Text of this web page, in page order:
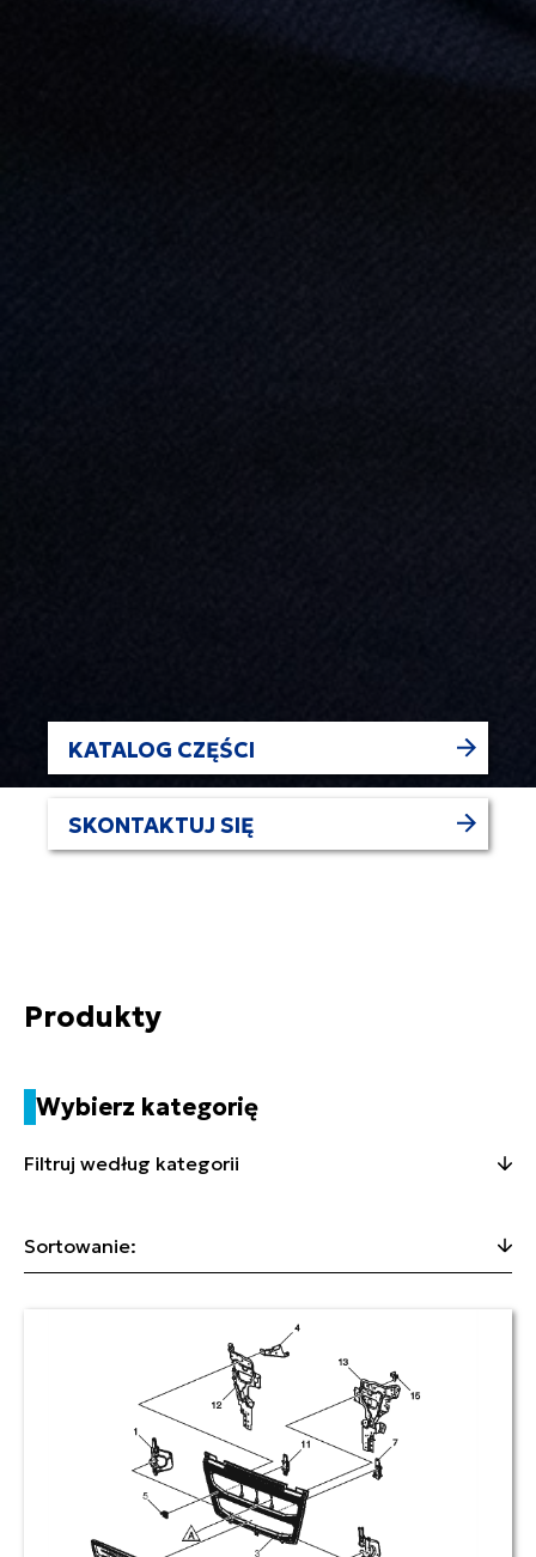
KATALOG CZĘŚCI
SKONTAKTUJ SIĘ
Produkty
Wybierz kategorię
Filtruj według kategorii